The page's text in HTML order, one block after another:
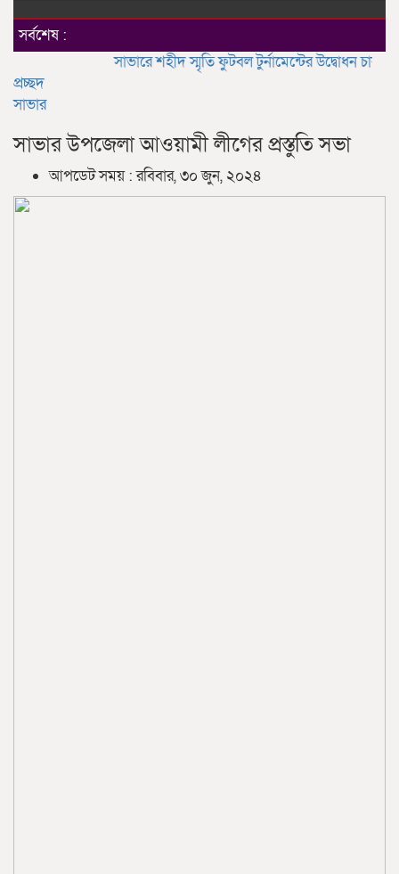
সর্বশেষ :
সাভারে শহীদ স্মৃতি ফুটবল টুর্নামেন্টের উদ্বোধনচাকলাদার
প্রচ্ছদ
সাভার
সাভার উপজেলা আওয়ামী লীগের প্রস্তুতি সভা
আপডেট সময় : রবিবার, ৩০ জুন, ২০২৪